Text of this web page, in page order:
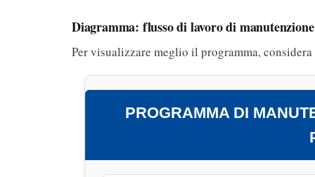
Diagramma: flusso di lavoro di
Per visualizzare meglio il programma,
PROGRAMMA DI